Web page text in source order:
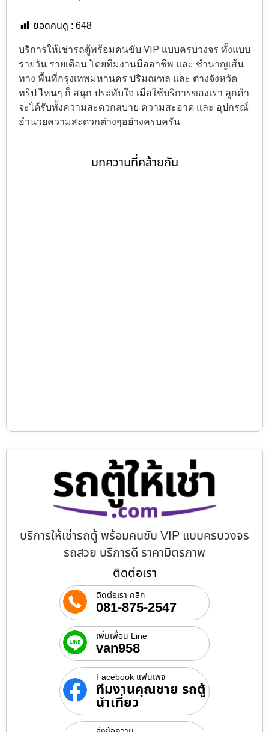
ยอดคนดู : 648
บริการให้เช่ารถตู้พร้อมคนขับ VIP แบบครบวงจร ทั้งแบบ
รายวัน รายเดือน โดยทีมงานมืออาชีพ และ ชำนาญเส้น
ทาง พื้นที่กรุงเทพมหานคร ปริมณฑล และ ต่างจังหวัด
ทริป ไหนๆ ก็ สนุก ประทับใจ เมื่อใช้บริการของเรา ลูกค้า
จะได้รับทั้งความสะดวกสบาย ความสะอาด และ อุปกรณ์
อำนวยความสะดวกต่างๆอย่างครบครัน
บทความที่คล้ายกัน
บริการให้เช่ารถตู้ พร้อมคนขับ VIP แบบครบวงจร
รถสวย บริการดี ราคามิตรภาพ
ติดต่อเรา
ติดต่อเรา คลิก
081-875-2547
เพิ่มเพื่อน Line
van958
Facebook แฟนเพจ
ทีมงานคุณชาย รถตู้
นำเที่ยว